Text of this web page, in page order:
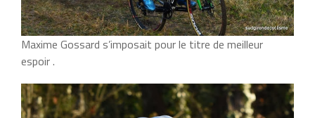
Maxime Gossard s’imposait pour le titre de meilleur
espoir .